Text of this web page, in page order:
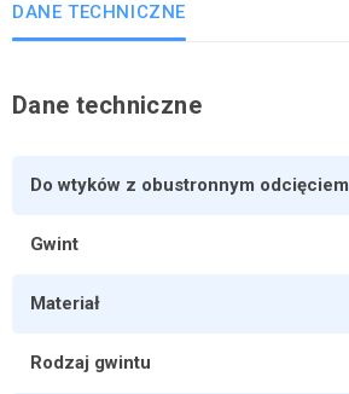
DANE TECHNICZNE
Dane techniczne
Do wtyków z obustronnym odcięciem
Gwint
Materiał
Rodzaj gwintu